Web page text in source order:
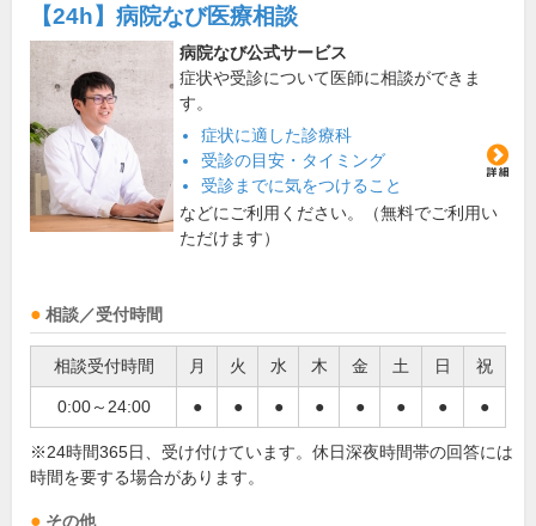
【24h】 病院なび医療相談
病院なび公式サービス
症状や受診について医師に相談ができま
す。
症状に適した診療科
受診の目安・タイミング
受診までに気をつけること
などにご利用ください。（無料でご利用い
ただけます）
相談／受付時間
相談受付時間 月 火 水 木 金 土 日 祝
0:00～24:00 ● ● ● ● ● ● ● ●
※24時間365日、受け付けています。休日深夜時間帯の回答には
時間を要する場合があります。
その他